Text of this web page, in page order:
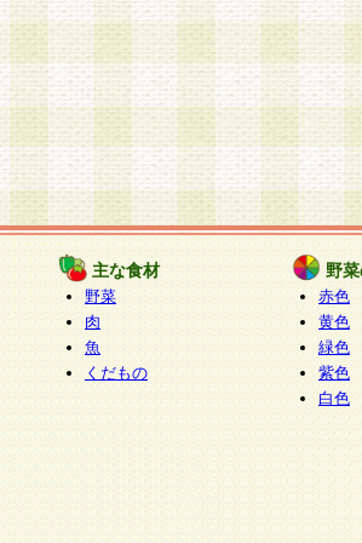
主な食材
野菜
肉
魚
くだもの
野
赤色
黄色
緑色
紫色
白色